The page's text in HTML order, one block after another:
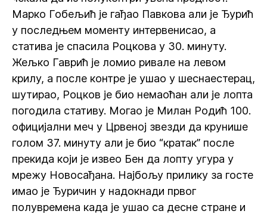
Марко Гобељић је гађао Павкова али је Ђурић
у последњем моменту интервенисао, а
статива је спасила Роцкова у 30. минуту.
Жељко Гаврић је ломио ривале на левом
крилу, а после контре је ушао у шеснаестерац,
шутирао, Роцков је био немаоћан али је лопта
погодила стативу. Могао је Милан Родић 100.
официјални меч у Црвеној звезди да крунише
голом 37. минуту али је био “кратак” после
прекида који је извео Бен да лопту угура у
мрежу Новосађана. Најбољу прилику за госте
имао је Ђуричин у надокнади првог
полувремена када је ушао са десне стране и